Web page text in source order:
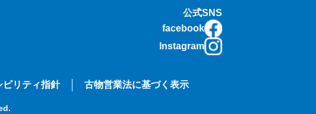
公式SNS
facebook
Instagram
ビリティ指針 古物営業法に基づく表示